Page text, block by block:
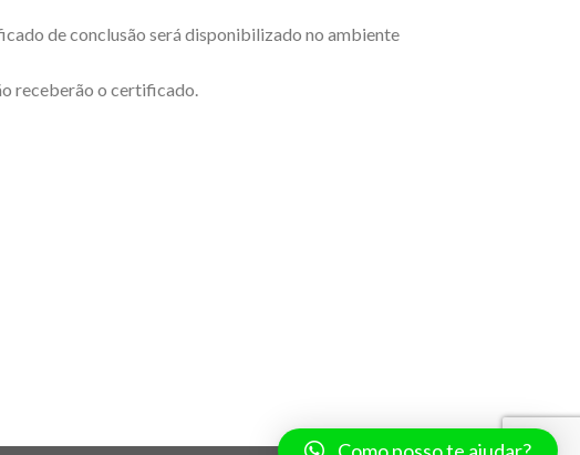
de conclusão será disponibilizado no ambiente
receberão o certificado.